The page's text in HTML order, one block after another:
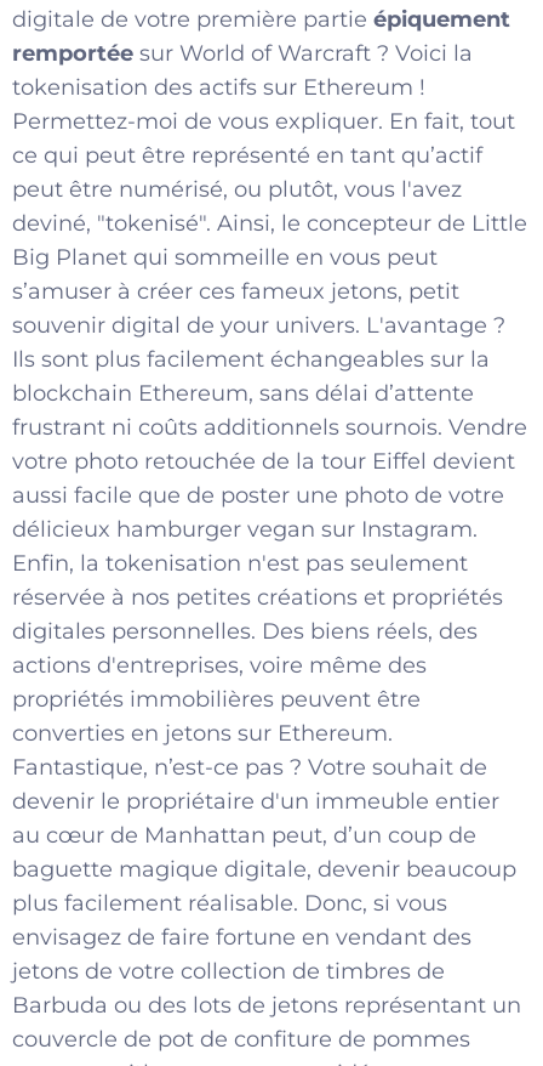
digitale de votre première partie épiquement
remportée sur World of Warcraft ? Voici la
tokenisation des actifs sur Ethereum !
Permettez-moi de vous expliquer. En fait, tout
ce qui peut être représenté en tant qu’actif
peut être numérisé, ou plutôt, vous l'avez
deviné, "tokenisé". Ainsi, le concepteur de Little
Big Planet qui sommeille en vous peut
s’amuser à créer ces fameux jetons, petit
souvenir digital de your univers. L'avantage ?
Ils sont plus facilement échangeables sur la
blockchain Ethereum, sans délai d’attente
frustrant ni coûts additionnels sournois. Vendre
votre photo retouchée de la tour Eiffel devient
aussi facile que de poster une photo de votre
délicieux hamburger vegan sur Instagram.
Enfin, la tokenisation n'est pas seulement
réservée à nos petites créations et propriétés
digitales personnelles. Des biens réels, des
actions d'entreprises, voire même des
propriétés immobilières peuvent être
converties en jetons sur Ethereum.
Fantastique, n’est-ce pas ? Votre souhait de
devenir le propriétaire d'un immeuble entier
au cœur de Manhattan peut, d’un coup de
baguette magique digitale, devenir beaucoup
plus facilement réalisable. Donc, si vous
envisagez de faire fortune en vendant des
jetons de votre collection de timbres de
Barbuda ou des lots de jetons représentant un
couvercle de pot de confiture de pommes